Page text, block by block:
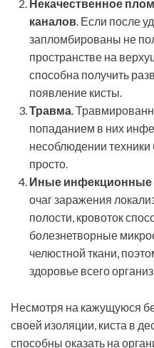
Некачественное
каналов. Если после
запломбированы не
пространстве на
способна получить
появление кисты.
Травма.
попаданием в них
несоблюдении
просто.
Иные инфекционные
очаг заражения
полости, кровоток
болезнетворные
челюстной ткани,
здоровье всего
Несмотря на кажущуюся
своей изоляции, киста в
способны оказать на